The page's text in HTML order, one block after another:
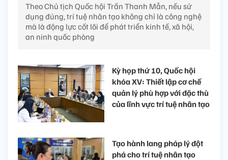
Theo Chủ tịch Quốc hội Trần Thanh Mẫn, nếu sử
dụng đúng, trí tuệ nhân tạo không chỉ là công nghệ
mà là động lực cốt lõi để phát triển kinh tế, xã hội,
an ninh quốc phòng
Kỳ họp thứ 10, Quốc hội
khóa XV: Thiết lập cơ chế
quản lý phù hợp với đặc thù
của lĩnh vực trí tuệ nhân tạo
Tạo hành lang pháp lý đột
phá cho trí tuệ nhân tạo